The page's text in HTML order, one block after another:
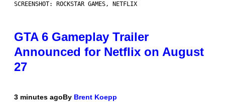
SCREENSHOT: ROCKSTAR GAMES, NETFLIX
GTA 6 Gameplay Trailer
Announced for Netflix on August
27
3 minutes agoBy Brent Koepp